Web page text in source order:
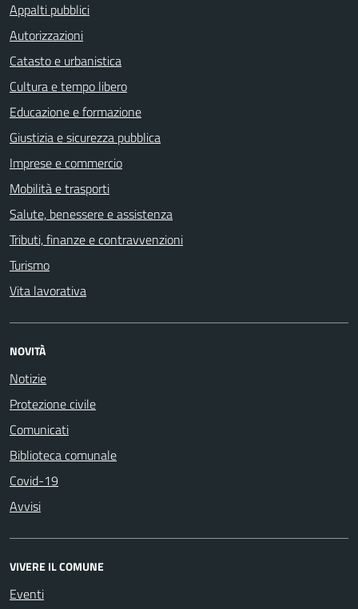
Appalti pubblici
Autorizzazioni
Catasto e urbanistica
Cultura e tempo libero
Educazione e formazione
Giustizia e sicurezza pubblica
Imprese e commercio
Mobilità e trasporti
Salute, benessere e assistenza
Tributi, finanze e contravvenzioni
Turismo
Vita lavorativa
NOVITÀ
Notizie
Protezione civile
Comunicati
Biblioteca comunale
Covid-19
Avvisi
VIVERE IL COMUNE
Eventi